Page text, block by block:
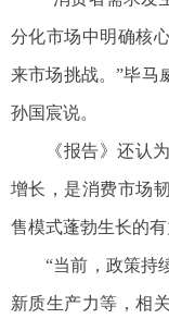
分化市场中明确核
来市场挑战。”毕马
孙国宸说。
《报告》还认
增长，是消费市场
售模式蓬勃生长的有
“当前，政策持
新质生产力等，相